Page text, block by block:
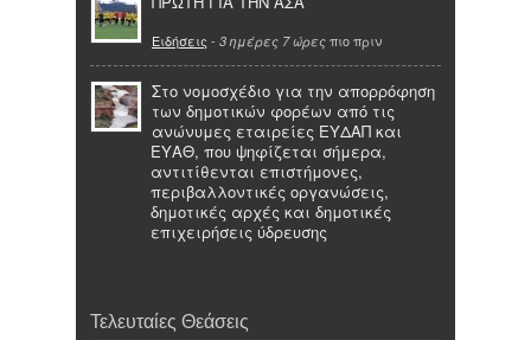
Ειδήσεις - 3 ημέρες 7 ώρες πιο πριν
Στο νομοσχέδιο για την απορρόφηση
των δημοτικών φορέων από τις
ανώνυμες εταιρείες ΕΥΔΑΠ και
ΕΥΑΘ, που ψηφίζεται σήμερα,
αντιτίθενται επιστήμονες,
περιβαλλοντικές οργανώσεις,
δημοτικές αρχές και δημοτικές
επιχειρήσεις ύδρευσης
Τελευταίες Θεάσεις